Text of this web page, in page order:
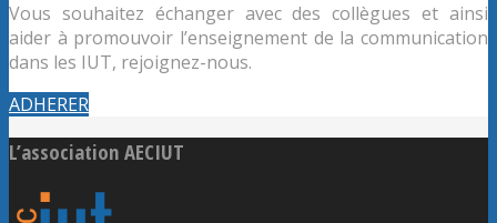
Vous souhaitez échanger avec des collègues et ainsi
aider à promouvoir l’enseignement de la communication
dans les IUT, rejoignez-nous.
ADHERER
L’association AECIUT